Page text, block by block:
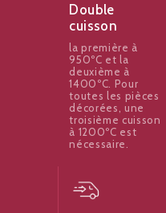
Double
cuisson
la première à
950ºC et la
deuxième à
1400ºC. Pour
toutes les pièces
décorées, une
troisième cuisson
à 1200ºC est
nécessaire.